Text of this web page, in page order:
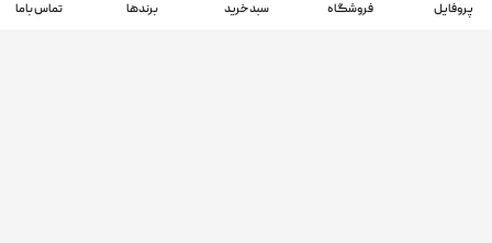
پروفایل فروشگاه سبد خرید برندها تماس باما